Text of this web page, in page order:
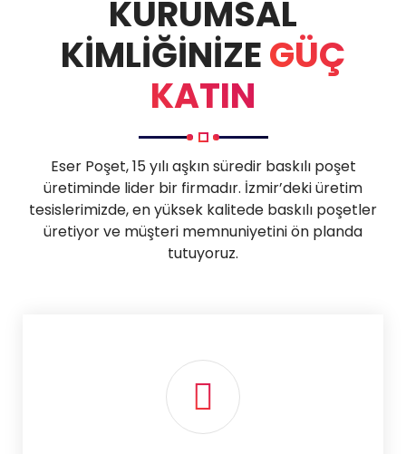
KURUMSAL
KİMLİĞİNİZEGÜÇ
KATIN
Eser Poşet, 15 yılı aşkın süredir baskılı poşet
üretiminde lider bir firmadır. İzmir’deki üretim
tesislerimizde, en yüksek kalitede baskılı poşetler
üretiyor ve müşteri memnuniyetini ön planda
tutuyoruz.